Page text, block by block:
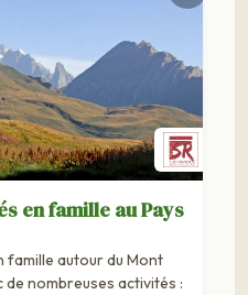
en famille au Pays
famille autour du Mont
de nombreuses activités :